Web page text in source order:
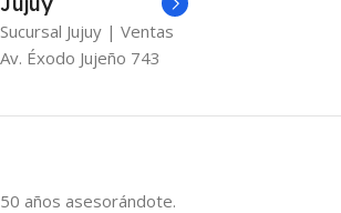
Sucursal Jujuy | Ventas
Av. Éxodo Jujeño 743
50 años asesorándote.